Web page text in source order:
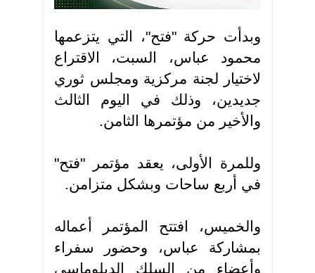
وبدأت حركة "فتح"، التي يتزعمها
محمود عباس، السبت، الاقتراع
لاختيار لجنة مركزية ومجلس ثوري
جديدين، وذلك في اليوم الثالث
والأخير من مؤتمرها الثامن.
وللمرة الأولى، يعقد مؤتمر "فتح"
في أربع ساحات وبشكل متزامن.
والخميس، افتتح المؤتمر أعماله
بمشاركة عباس، وحضور سفراء
وأعضاء من السلك الدبلوماسي